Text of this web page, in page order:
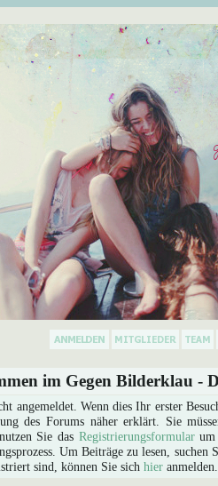
im Gegen Bilderklau -
angemeldet. Wenn dies Ihr erster
des Forums näher erklärt. Sie
Sie das Registrierungsformularum
Um Beiträge zu lesen,
sind, können Sie sich hier anmelden.